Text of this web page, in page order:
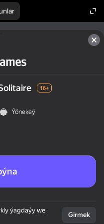
16+
Ýönekeý
ýagdaýy we
Girmek